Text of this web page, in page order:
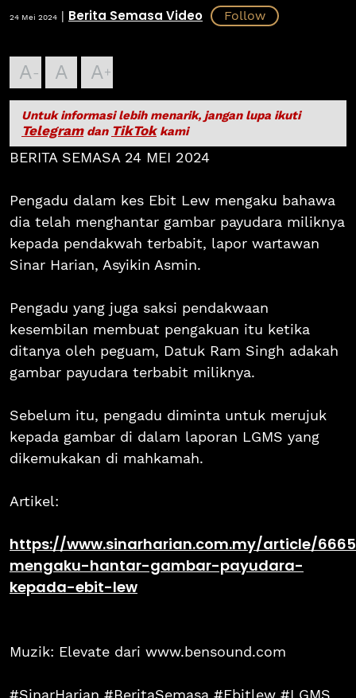
24 Mei 2024 | Berita Semasa Video
A A A
Untuk informasi lebih menarik, jangan lupa ikuti
Telegramdan TikTokkami
BERITA SEMASA 24 MEI 2024
Pengadu dalam kes Ebit Lew mengaku bahawa
dia telah menghantar gambar payudara miliknya
kepada pendakwah terbabit, lapor wartawan
Sinar Harian, Asyikin Asmin.
Pengadu yang juga saksi pendakwaan
kesembilan membuat pengakuan itu ketika
ditanya oleh peguam, Datuk Ram Singh adakah
gambar payudara terbabit miliknya.
Sebelum itu, pengadu diminta untuk merujuk
kepada gambar di dalam laporan LGMS yang
dikemukakan di mahkamah.
Artikel:
https://www.sinarharian.com.my/article/
mengaku-hantar-gambar-payudara-
kepada-ebit-lew
Muzik: Elevate dari www.bensound.com
#SinarHarian #BeritaSemasa #Ebitlew #LGMS